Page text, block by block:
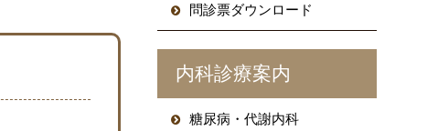
問診票ダウンロード
内科診療案内
糖尿病・代謝内科